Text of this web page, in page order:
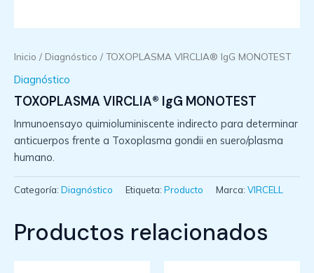
Inicio / Diagnóstico / TOXOPLASMA VIRCLIA® IgG MONOTEST
Diagnóstico
TOXOPLASMA VIRCLIA® IgG MONOTEST
Inmunoensayo quimioluminiscente indirecto para determinar
anticuerpos frente a Toxoplasma gondii en suero/plasma
humano.
Categoría: Diagnóstico Etiqueta: Producto Marca: VIRCELL
Productos relacionados